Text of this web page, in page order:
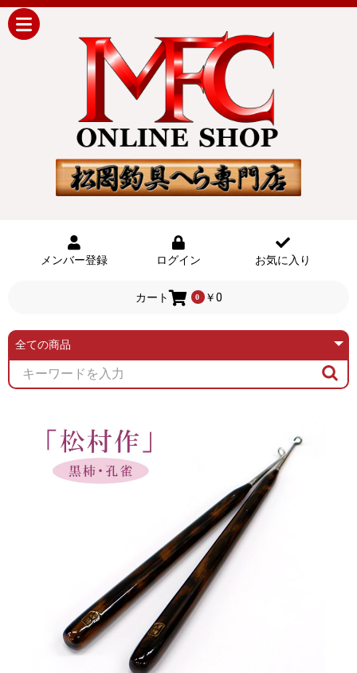
メンバー登録 ログイン お気に入り
カート 0 ￥0